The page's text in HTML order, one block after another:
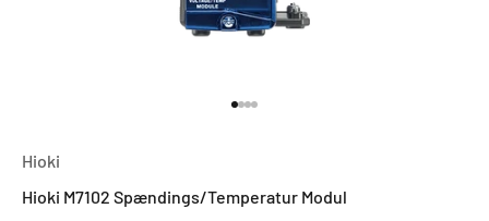
Hioki
Hioki M7102 Spændings/Temperatur Modul